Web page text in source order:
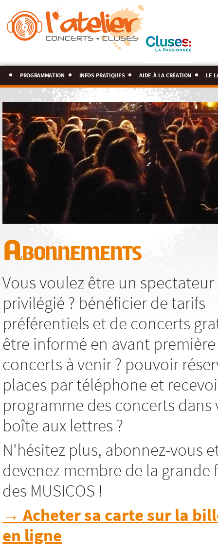
programmation infos pratiques aide à la création le
Abonnements
Vous voulez être un spectateur
privilégié ? bénéficier de tarifs
préférentiels et de concerts
être informé en avant
concerts à venir ? pouvoir
places par téléphone et
programme des concerts dans
boîte aux lettres ?
N'hésitez plus, abonnez-vous
devenez membre de la grande
des MUSICOS !
→ Acheter sa carte sur la
en ligne